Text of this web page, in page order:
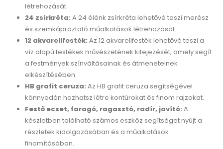
létrehozását.
24 zsírkréta: A 24 élénk zsírkréta lehetővé teszi merész
és szemkápráztató műalkotások létrehozását.
12 akvarellfesték: Az 12 akvarellfesték lehetővé teszi a
víz alapú festékek művészetének kifejezését, amely segít
a festmények színváltásainak és átmeneteinek
elkészítésében.
HB grafit ceruza: Az HB grafit ceruza segítségével
könnyedén hozhatsz létre kontúrokat és finom rajzokat.
Festő ecset, faragó, ragasztó, radír, javító: A
készletben található számos eszköz segítséget nyújt a
részletek kidolgozásában és a műalkotások
finomításában.